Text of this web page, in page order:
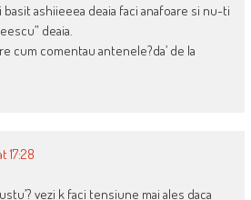
ashiieeea deaia faci anafoare si nu-ti
deaia.
cum comentau antenele?da’ de la
17:28
vezi k faci tensiune mai ales daca